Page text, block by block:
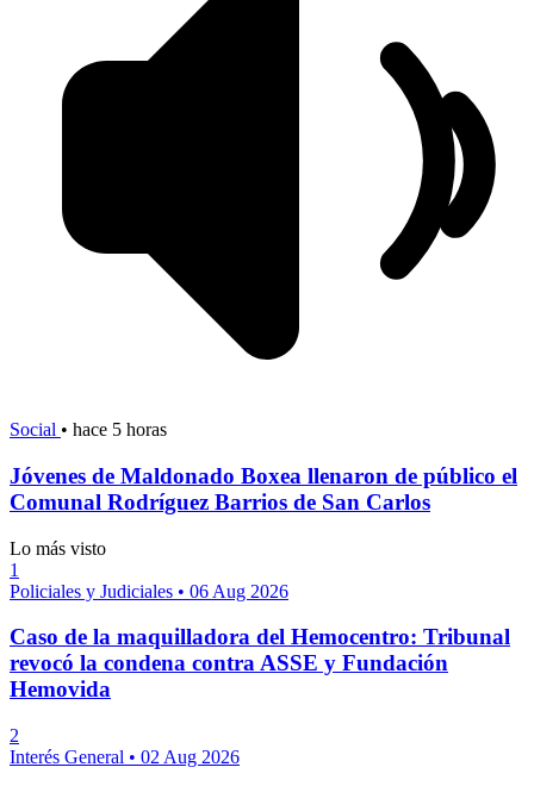
Social • hace 5 horas
Jóvenes de Maldonado Boxea llenaron de público el
Comunal Rodríguez Barrios de San Carlos
Lo más visto
1
Policiales y Judiciales • 06 Aug 2026
Caso de la maquilladora del Hemocentro: Tribunal
revocó la condena contra ASSE y Fundación
Hemovida
2
Interés General • 02 Aug 2026